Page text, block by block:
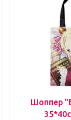
Шоппер